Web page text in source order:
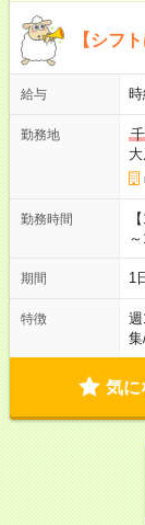
【シフ
給与
勤務地
勤務時間
期間 1
特徴
集
気に